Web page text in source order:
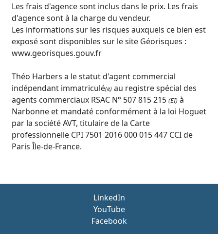
Les frais d'agence sont inclus dans le prix. Les frais
d'agence sont à la charge du vendeur.
Les informations sur les risques auxquels ce bien est
exposé sont disponibles sur le site Géorisques :
www.georisques.gouv.fr
Théo Harbers a le statut d'agent commercial
indépendant immatriculé(e) au registre spécial des
agents commerciaux RSAC N° 507 815 215 (EI) à
Narbonne et mandaté conformément à la loi Hoguet
par la société AVT, titulaire de la Carte
professionnelle CPI 7501 2016 000 015 447 CCI de
Paris Île-de-France.
LinkedIn
YouTube
Facebook